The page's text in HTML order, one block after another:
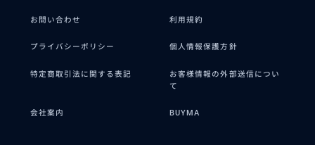
お問い合わせ 利用規約
プライバシーポリシー 個人情報保護方針
特定商取引法に関する表記
お客様情報の外部送信につい
て
会社案内 BUYMA